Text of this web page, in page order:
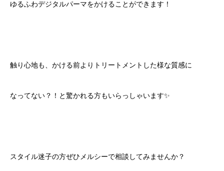
ゆるふわデジタルパーマをかけることができます！
触り心地も、かける前よりトリートメントした様な質感に
なってない？！と驚かれる方もいらっしゃいます✨
スタイル迷子の方ぜひメルシーで相談してみませんか？